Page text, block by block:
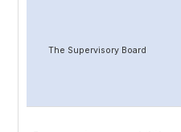
The Supervisory Board